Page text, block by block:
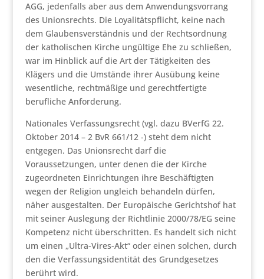
AGG, jedenfalls aber aus dem Anwendungsvorrang
des Unionsrechts. Die Loyalitätspflicht, keine nach
dem Glaubensverständnis und der Rechtsordnung
der katholischen Kirche ungültige Ehe zu schließen,
war im Hinblick auf die Art der Tätigkeiten des
Klägers und die Umstände ihrer Ausübung keine
wesentliche, rechtmäßige und gerechtfertigte
berufliche Anforderung.
Nationales Verfassungsrecht (vgl. dazu BVerfG 22.
Oktober 2014 – 2 BvR 661/12 -) steht dem nicht
entgegen. Das Unionsrecht darf die
Voraussetzungen, unter denen die der Kirche
zugeordneten Einrichtungen ihre Beschäftigten
wegen der Religion ungleich behandeln dürfen,
näher ausgestalten. Der Europäische Gerichtshof hat
mit seiner Auslegung der Richtlinie 2000/78/EG seine
Kompetenz nicht überschritten. Es handelt sich nicht
um einen „Ultra-Vires-Akt“ oder einen solchen, durch
den die Verfassungsidentität des Grundgesetzes
berührt wird.